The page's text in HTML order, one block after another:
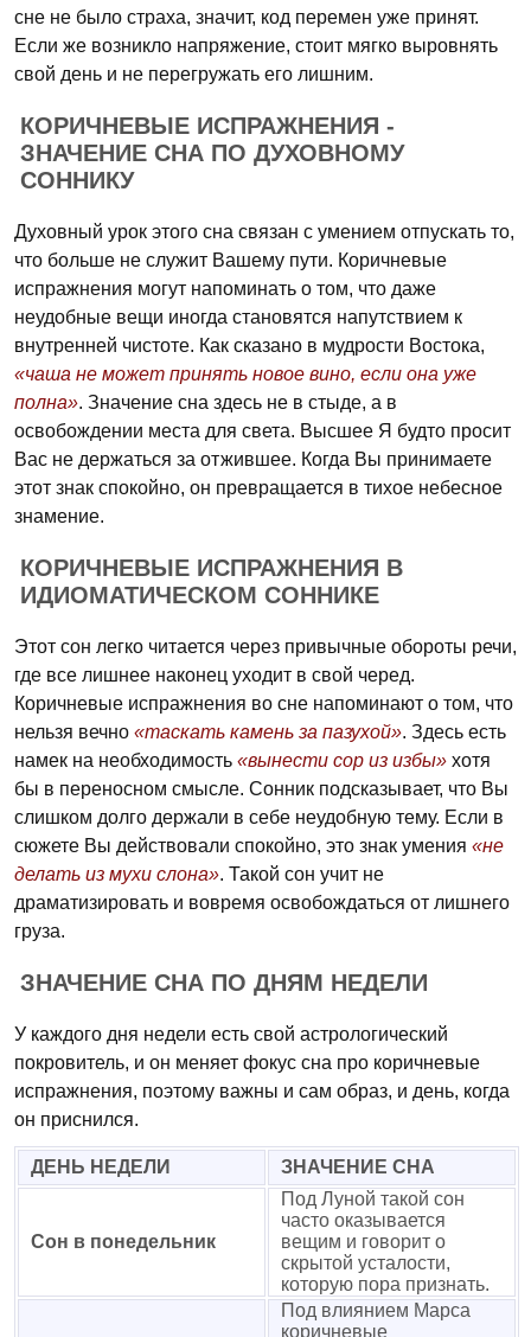
сне не было страха, значит, код перемен уже принят.
Если же возникло напряжение, стоит мягко выровнять
свой день и не перегружать его лишним.
КОРИЧНЕВЫЕ ИСПРАЖНЕНИЯ -
ЗНАЧЕНИЕ СНА ПО ДУХОВНОМУ
СОННИКУ
Духовный урок этого сна связан с умением отпускать то,
что больше не служит Вашему пути. Коричневые
испражнения могут напоминать о том, что даже
неудобные вещи иногда становятся напутствием к
внутренней чистоте. Как сказано в мудрости Востока,
«чаша не может принять новое вино, если она уже
полна». Значение сна здесь не в стыде, а в
освобождении места для света. Высшее Я будто просит
Вас не держаться за отжившее. Когда Вы принимаете
этот знак спокойно, он превращается в тихое небесное
знамение.
КОРИЧНЕВЫЕ ИСПРАЖНЕНИЯ В
ИДИОМАТИЧЕСКОМ СОННИКЕ
Этот сон легко читается через привычные обороты речи,
где все лишнее наконец уходит в свой черед.
Коричневые испражнения во сне напоминают о том, что
нельзя вечно «таскать камень за пазухой». Здесь есть
намек на необходимость «вынести сор из избы» хотя
бы в переносном смысле. Сонник подсказывает, что Вы
слишком долго держали в себе неудобную тему. Если в
сюжете Вы действовали спокойно, это знак умения «не
делать из мухи слона». Такой сон учит не
драматизировать и вовремя освобождаться от лишнего
груза.
ЗНАЧЕНИЕ СНА ПО ДНЯМ НЕДЕЛИ
У каждого дня недели есть свой астрологический
покровитель, и он меняет фокус сна про коричневые
испражнения, поэтому важны и сам образ, и день, когда
он приснился.
ДЕНЬ НЕДЕЛИ ЗНАЧЕНИЕ СНА
Сон в понедельник
Под Луной такой сон
часто оказывается
вещим и говорит о
скрытой усталости,
которую пора признать.
Под влиянием Марса
коричневые